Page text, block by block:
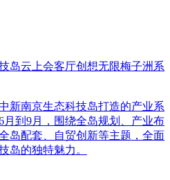
岛云上会客厅创想无限梅子洲系
新南京生态科技岛打造的产业系
月到9月，围绕全岛规划、产业布
岛配套、自贸创新等主题，全面
岛的独特魅力。